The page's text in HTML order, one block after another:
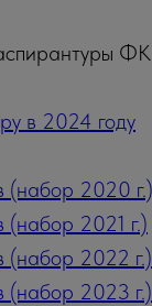
в 2024 году
(набор 2020 г.)
(набор 2021 г.)
(набор 2022 г.)
(набор 2023 г.)